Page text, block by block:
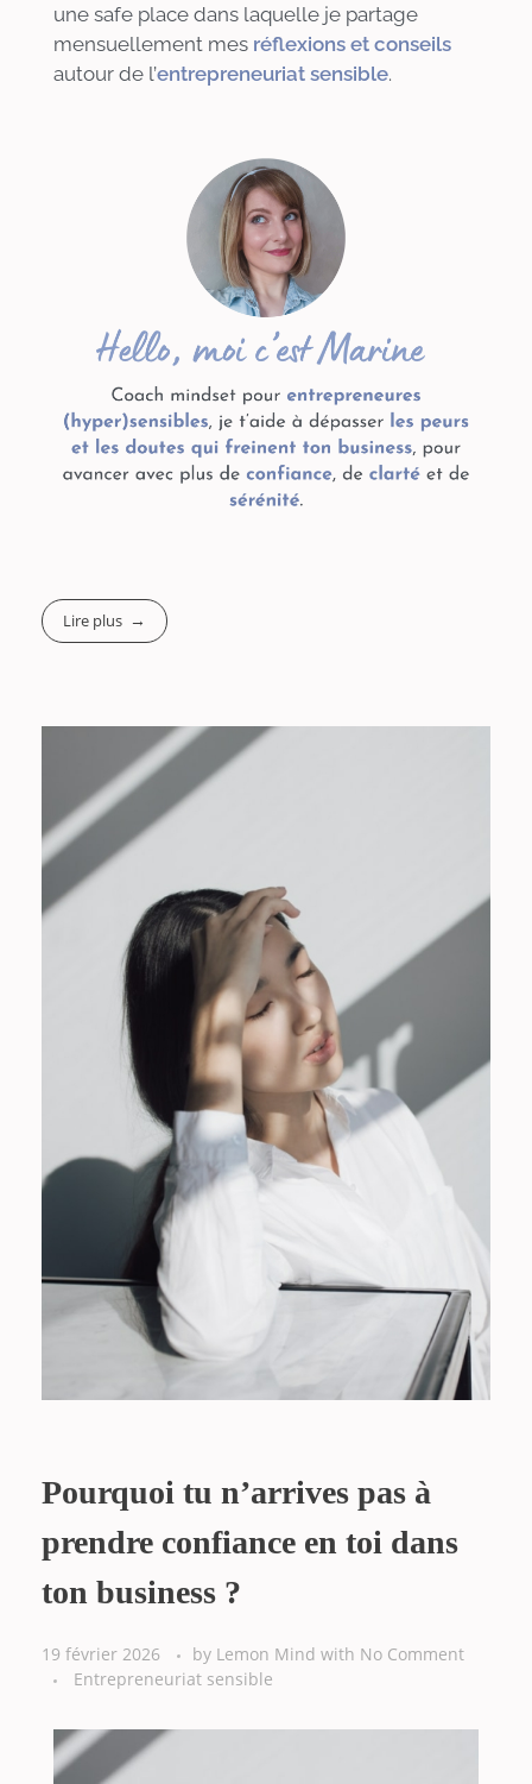
une safe place dans laquelle je partage
mensuellement mes réflexions et conseils
autour de l’entrepreneuriat sensible.
Lire plus
Pourquoi tu n’arrives pas à
prendre confiance en toi dans
ton business ?
19 février 2026 by Lemon Mind with No Comment
Entrepreneuriat sensible